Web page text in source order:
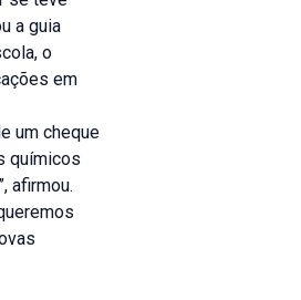
a guia
o
em
um cheque
químicos
afirmou.